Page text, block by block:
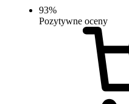
93%
Pozytywne oceny